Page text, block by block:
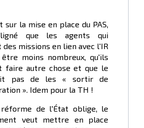
sur la mise en place du PAS,
que les agents qui
des missions en lien avec l'IR
moins nombreux, qu'ils
faire autre chose et que le
pas de les « sortir de
». Idem pour la TH !
réforme de l'État oblige, le
veut mettre en place